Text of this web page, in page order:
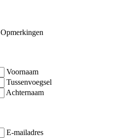
Opmerkingen
Voornaam
Tussenvoegsel
Achternaam
E-mailadres